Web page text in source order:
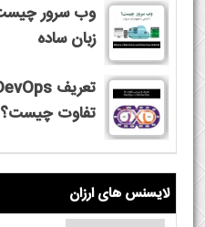
زبان ساده
تفاوت چیست؟
لایسنس های ارزان